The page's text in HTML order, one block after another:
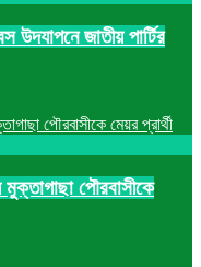
উদযাপনে জাতীয় পার্টির
পৌরবাসীকে